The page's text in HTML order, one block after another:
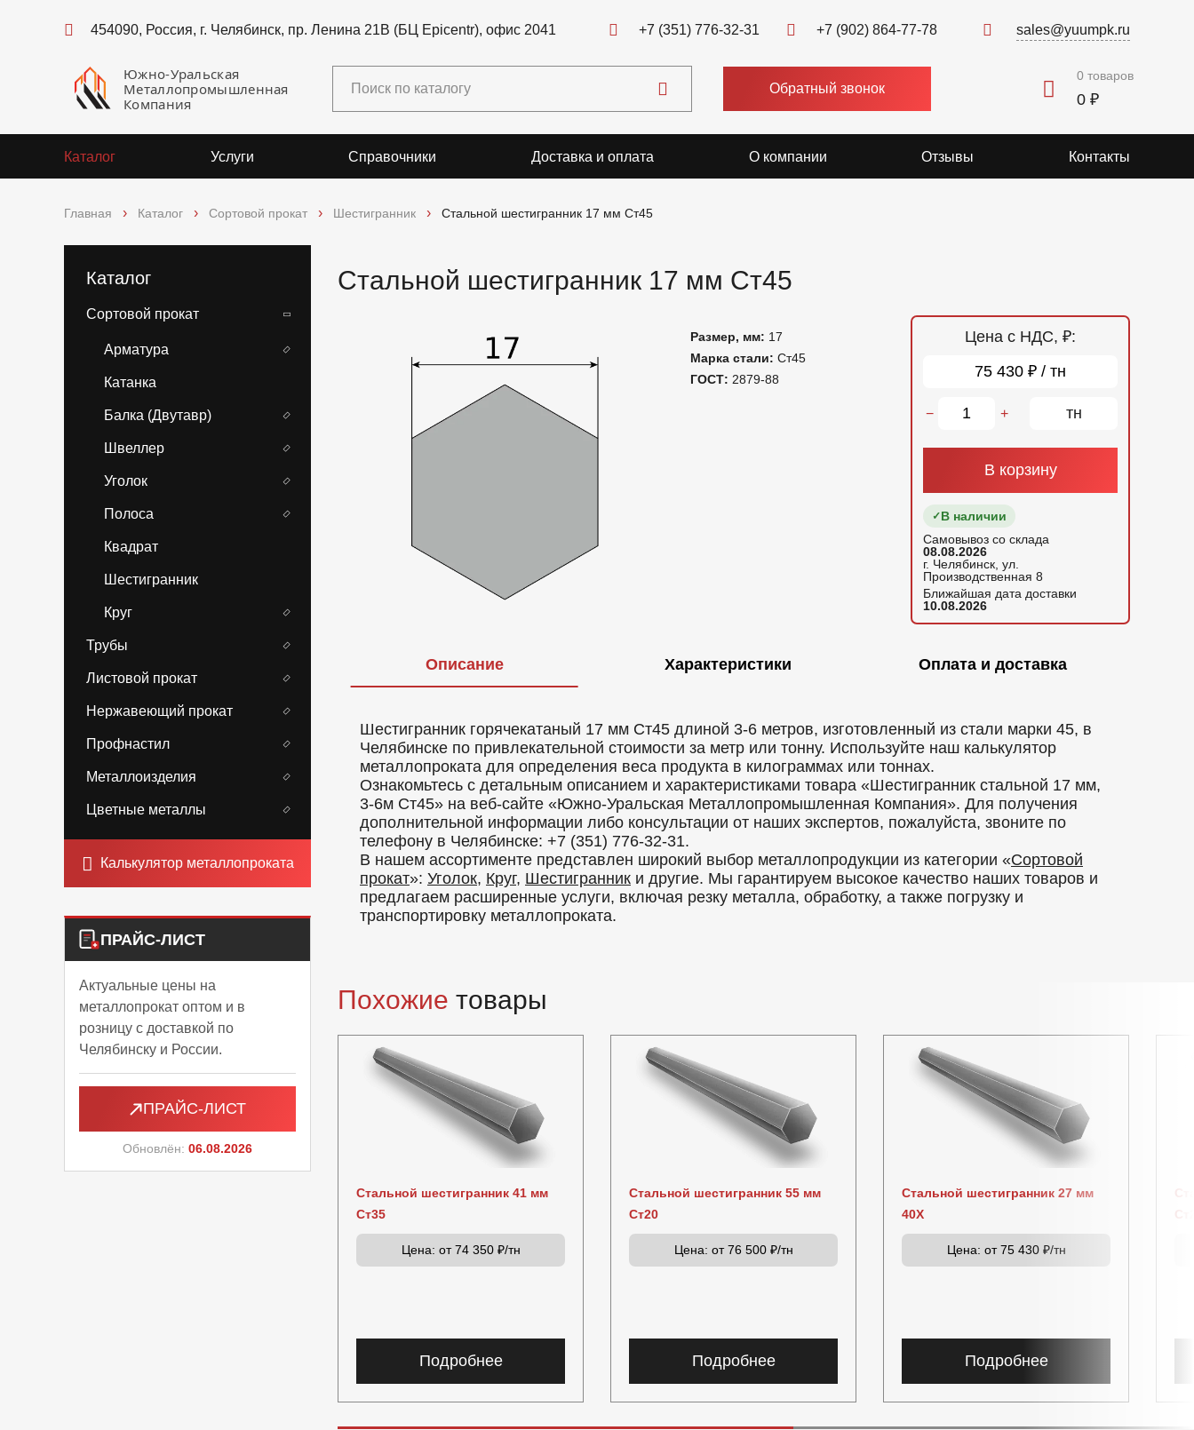
454090, Россия, г. Челябинск, пр. Ленина 21В (БЦ Epicentr), офис 2041 +7 (351) 776-32-31 +7 (902) 864-77-78 sales@yuumpk.ru
Южно-Уральская
Металлопромышленная
Компания
Обратный звонок
0 товаров
0 ₽
Каталог Услуги Справочники Доставка и оплата О компании Отзывы Контакты
Главная Каталог Сортовой прокат Шестигранник Стальной шестигранник 17 мм Ст45
Каталог
Сортовой прокат
Арматура
Катанка
Балка (Двутавр)
Швеллер
Уголок
Полоса
Квадрат
Шестигранник
Круг
Трубы
Листовой прокат
Нержавеющий прокат
Профнастил
Металлоизделия
Цветные металлы
Калькулятор металлопроката
ПРАЙС-ЛИСТ
Актуальные цены на
металлопрокат оптом и в
розницу с доставкой по
Челябинску и России.
ПРАЙС-ЛИСТ
Обновлён: 06.08.2026
Стальной шестигранник 17 мм Ст45
Размер, мм: 17
Марка стали: Ст45
ГОСТ: 2879-88
Цена с НДС, ₽:
75 430 ₽ / тн
− + тн
В корзину
В наличии
Самовывоз со склада
08.08.2026
г. Челябинск, ул.
Производственная 8
Ближайшая дата доставки
10.08.2026
Описание Характеристики Оплата и доставка
Шестигранник горячекатаный 17 мм Ст45 длиной 3-6 метров, изготовленный из стали марки 45, в
Челябинске по привлекательной стоимости за метр или тонну. Используйте наш калькулятор
металлопроката для определения веса продукта в килограммах или тоннах.
Ознакомьтесь с детальным описанием и характеристиками товара «Шестигранник стальной 17 мм,
3-6м Ст45» на веб-сайте «Южно-Уральская Металлопромышленная Компания». Для получения
дополнительной информации либо консультации от наших экспертов, пожалуйста, звоните по
телефону в Челябинске: +7 (351) 776-32-31.
В нашем ассортименте представлен широкий выбор металлопродукции из категории «Сортовой
прокат»: Уголок, Круг, Шестигранник и другие. Мы гарантируем высокое качество наших товаров и
предлагаем расширенные услуги, включая резку металла, обработку, а также погрузку и
транспортировку металлопроката.
Похожие товары
Стальной шестигранник 41 мм
Ст35
Цена: от 74 350 ₽/тн
Подробнее
Стальной шестигранник 55 мм
Ст20
Цена: от 76 500 ₽/тн
Подробнее
Стальной шестигранник 27 мм
40Х
Цена: от 75 430 ₽/тн
Подробнее